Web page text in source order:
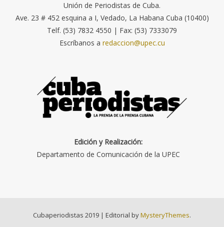
Unión de Periodistas de Cuba.
Ave. 23 # 452 esquina a I, Vedado, La Habana Cuba (10400)
Telf. (53) 7832 4550 | Fax: (53) 7333079
Escríbanos a redaccion@upec.cu
Edición y Realización:
Departamento de Comunicación de la UPEC
Cubaperiodistas 2019 | Editorial byMysteryThemes.